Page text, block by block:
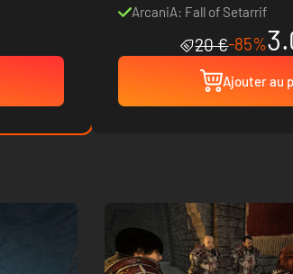
ArcaniA: Fall of Setarrif
20 €-85%
Ajouter au